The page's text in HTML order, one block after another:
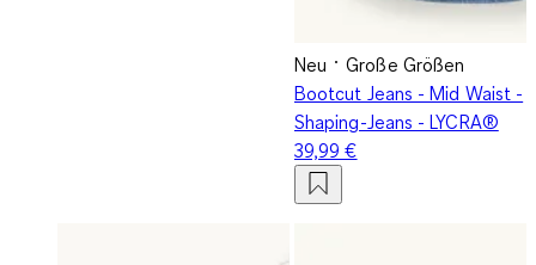
Neu
Große Größen
Bootcut Jeans - Mid Waist -
Shaping-Jeans - LYCRA®
39,99 €